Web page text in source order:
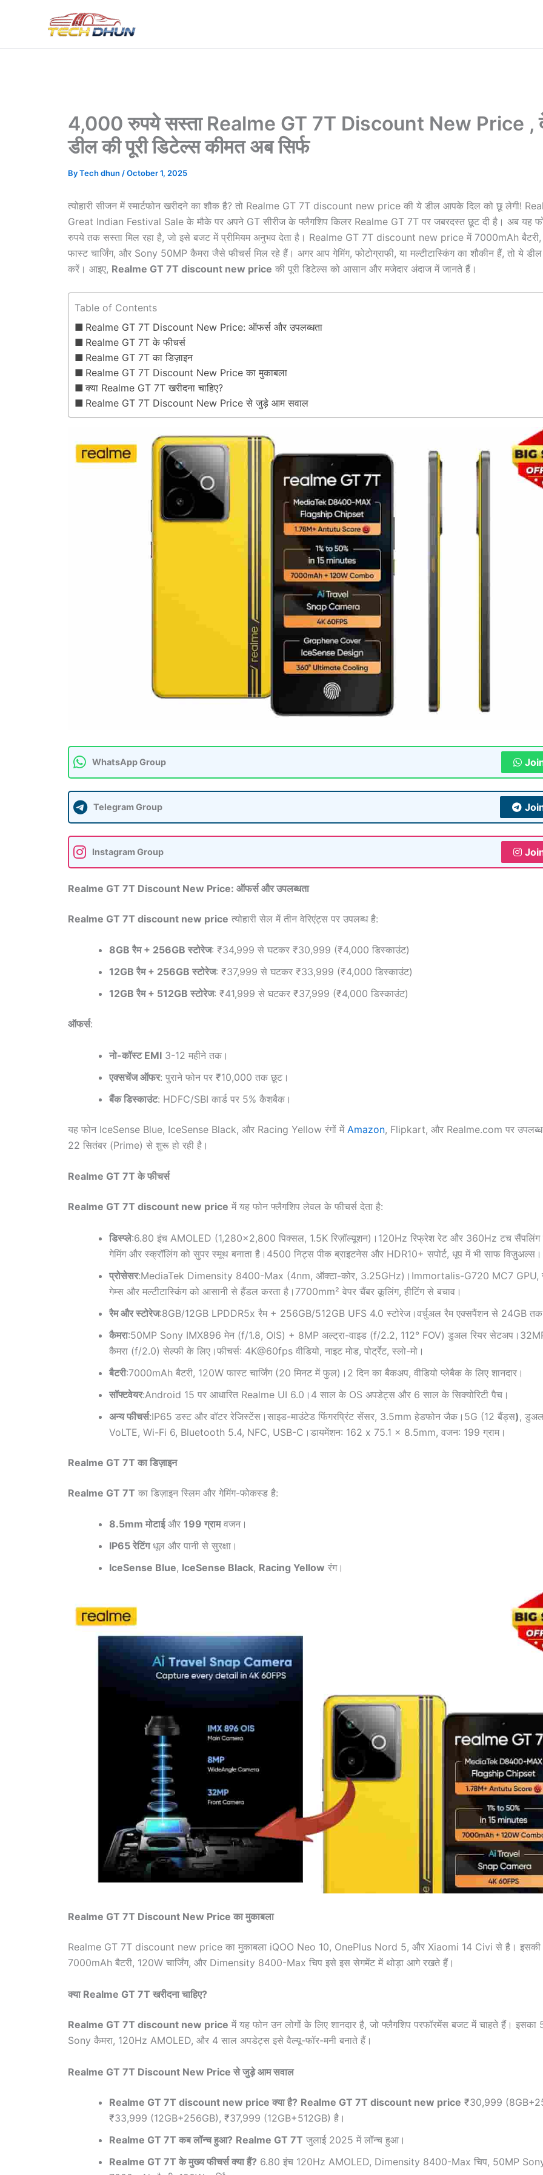
4,000 रुपये सस्ता Realme GT 7T Discount New Price ,
डील की पूरी डिटेल्स कीमत अब सिर्फ
ByTech dhun /October 1, 2025
त्योहारी सीजन में स्मार्टफोन खरीदने का शौक है? तो Realme GT 7T discount new price की ये डील आपके दिल को छू लेगी!
Great Indian Festival Sale के मौके पर अपने GT सीरीज के फ्लैगशिप किलर Realme GT 7T पर जबरदस्त छूट दी है। अब यह
रुपये तक सस्ता मिल रहा है, जो इसे बजट में प्रीमियम अनुभव देता है। Realme GT 7T discount new price में 7000mAh
फास्ट चार्जिंग, और Sony 50MP कैमरा जैसे फीचर्स मिल रहे हैं। अगर आप गेमिंग, फोटोग्राफी, या मल्टीटास्किंग का शौकीन हैं, तो ये
करें। आइए, Realme GT 7T discount new price की पूरी डिटेल्स को आसान और मजेदार अंदाज में जानते हैं।
Table of Contents
Realme GT 7T Discount New Price: ऑफर्स और उपलब्धता
Realme GT 7T के फीचर्स
Realme GT 7T का डिज़ाइन
Realme GT 7T Discount New Price का मुकाबला
क्या Realme GT 7T खरीदना चाहिए?
Realme GT 7T Discount New Price से जुड़े आम सवाल
WhatsApp Group
Telegram Group
Instagram Group
Realme GT 7T Discount New Price: ऑफर्स और उपलब्धता
Realme GT 7T discount new price त्योहारी सेल में तीन वेरिएंट्स पर उपलब्ध है:
8GB रैम + 256GB स्टोरेज: ₹34,999 से घटकर ₹30,999 (₹4,000 डिस्काउंट)
12GB रैम + 256GB स्टोरेज: ₹37,999 से घटकर ₹33,999 (₹4,000 डिस्काउंट)
12GB रैम + 512GB स्टोरेज: ₹41,999 से घटकर ₹37,999 (₹4,000 डिस्काउंट)
ऑफर्स:
नो-कॉस्ट EMI 3-12 महीने तक।
एक्सचेंज ऑफर: पुराने फोन पर ₹10,000 तक छूट।
बैंक डिस्काउंट: HDFC/SBI कार्ड पर 5% कैशबैक।
यह फोन IceSense Blue, IceSense Black, और Racing Yellow रंगों में Amazon, Flipkart, और Realme.com पर
22 सितंबर (Prime) से शुरू हो रही है।
Realme GT 7T के फीचर्स
Realme GT 7T discount new price में यह फोन फ्लैगशिप लेवल के फीचर्स देता है:
डिस्प्ले:6.80 इंच AMOLED (1,280×2,800 पिक्सल, 1.5K रिज़ॉल्यूशन)।120Hz रिफ्रेश रेट और 360Hz टच सैंपलिंग
गेमिंग और स्क्रॉलिंग को सुपर स्मूथ बनाता है।4500 निट्स पीक ब्राइटनेस और HDR10+ सपोर्ट, धूप में भी साफ विज़ुअल्स।
प्रोसेसर:MediaTek Dimensity 8400-Max (4nm, ऑक्टा-कोर, 3.25GHz)।Immortalis-G720 MC7 GPU,
गेम्स और मल्टीटास्किंग को आसानी से हैंडल करता है।7700mm² वेपर चैंबर कूलिंग, हीटिंग से बचाव।
रैम और स्टोरेज:8GB/12GB LPDDR5x रैम + 256GB/512GB UFS 4.0 स्टोरेज।वर्चुअल रैम एक्सपैंशन से 24GB
कैमरा:50MP Sony IMX896 मेन (f/1.8, OIS) + 8MP अल्ट्रा-वाइड (f/2.2, 112° FOV) डुअल रियर
कैमरा (f/2.0) सेल्फी के लिए।फीचर्स: 4K@60fps वीडियो, नाइट मोड, पोर्ट्रेट, स्लो-मो।
बैटरी:7000mAh बैटरी, 120W फास्ट चार्जिंग (20 मिनट में फुल)।2 दिन का बैकअप, वीडियो प्लेबैक के लिए शानदार।
सॉफ्टवेयर:Android 15 पर आधारित Realme UI 6.0।4 साल के OS अपडेट्स और 6 साल के सिक्योरिटी पैच।
अन्य फीचर्स:IP65 डस्ट और वॉटर रेजिस्टेंस।साइड-माउंटेड फिंगरप्रिंट सेंसर, 3.5mm हेडफोन जैक।5G (12 बैंड्स) ,
VoLTE, Wi-Fi 6, Bluetooth 5.4, NFC, USB-C।डायमेंशन: 162 x 75.1 x 8.5mm, वजन: 199 ग्राम।
Realme GT 7T का डिज़ाइन
Realme GT 7T का डिज़ाइन स्लिम और गेमिंग-फोकस्ड है:
8.5mm मोटाईऔर 199 ग्रामवजन।
IP65 रेटिंगधूल और पानी से सुरक्षा।
IceSense Blue, IceSense Black, Racing Yellow रंग।
Realme GT 7T Discount New Price का मुकाबला
Realme GT 7T discount new price का मुकाबला iQOO Neo 10, OnePlus Nord 5, और Xiaomi 14 Civi से है। इसकी
7000mAh बैटरी, 120W चार्जिंग, और Dimensity 8400-Max चिप इसे इस सेगमेंट में थोड़ा आगे रखते हैं।
क्या Realme GT 7T खरीदना चाहिए?
Realme GT 7T discount new price में यह फोन उन लोगों के लिए शानदार है, जो फ्लैगशिप परफॉरमेंस बजट में चाहते हैं। इसका
Sony कैमरा, 120Hz AMOLED, और 4 साल अपडेट्स इसे वैल्यू-फॉर-मनी बनाते हैं।
Realme GT 7T Discount New Price से जुड़े आम सवाल
Realme GT 7T discount new price क्या है? Realme GT 7T discount new price ₹30,999
₹33,999 (12GB+256GB), ₹37,999 (12GB+512GB) है।
Realme GT 7T कब लॉन्च हुआ? Realme GT 7T जुलाई 2025 में लॉन्च हुआ।
Realme GT 7T के मुख्य फीचर्स क्या हैं? 6.80 इंच 120Hz AMOLED, Dimensity 8400-Max चिप, 50MP